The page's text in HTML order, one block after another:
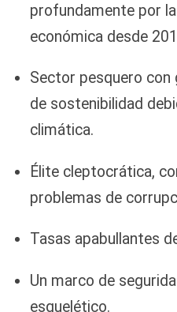
profundamente por
económica desde
Sector pesquero con
de sostenibilidad
climática.
Élite cleptocrática,
problemas de
Tasas apabullantes
Un marco de
esquelético.